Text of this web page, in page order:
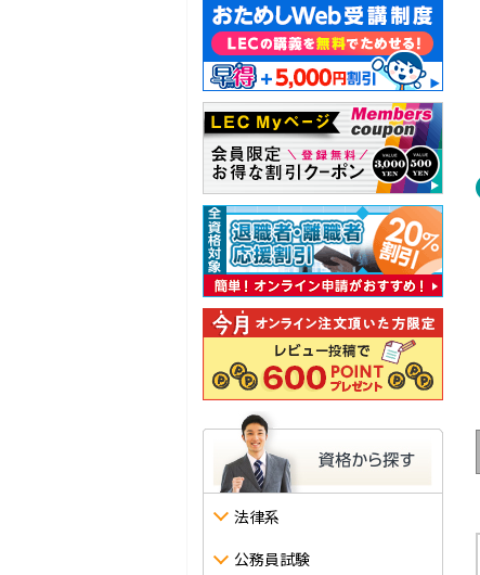
法律系
公務員試験